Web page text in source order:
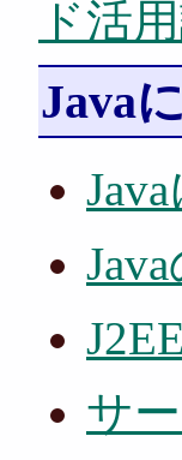
ド活
Java
サ